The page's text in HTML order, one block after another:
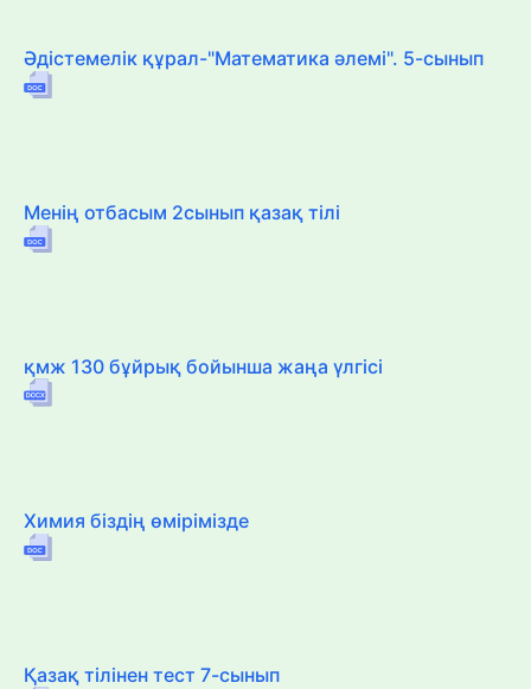
Әдістемелік құрал-"Математика әлемі". 5-сынып
Менің отбасым 2сынып қазақ тілі
қмж 130 бұйрық бойынша жаңа үлгісі
Химия біздің өмірімізде
Қазақ тілінен тест 7-сынып